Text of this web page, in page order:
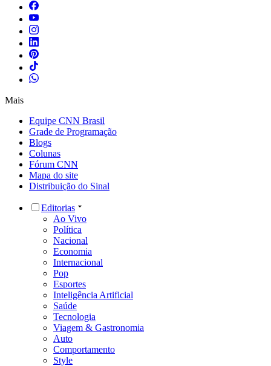
Mais
Equipe CNN Brasil
Grade de Programação
Blogs
Colunas
Fórum CNN
Mapa do site
Distribuição do Sinal
Editorias
Ao Vivo
Política
Nacional
Economia
Internacional
Pop
Esportes
Inteligência Artificial
Saúde
Tecnologia
Viagem & Gastronomia
Auto
Comportamento
Style